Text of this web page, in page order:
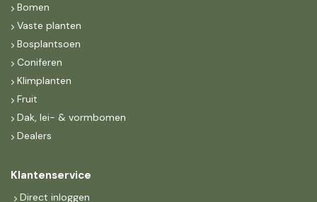
Bomen
Vaste planten
Bosplantsoen
Coniferen
Klimplanten
Fruit
Dak, lei- & vormbomen
Dealers
Klantenservice
Direct inloggen